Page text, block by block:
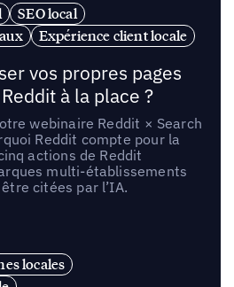
SEO local
Expérience client locale
vos propres pages
à la place ?
webinaire Reddit × Search
Reddit compte pour la
actions de Reddit
multi-établissements
citées par l’IA.
locales